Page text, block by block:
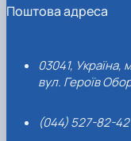
Поштова адреса
03041, Україна,
вул. Героїв
(044) 527-82-42